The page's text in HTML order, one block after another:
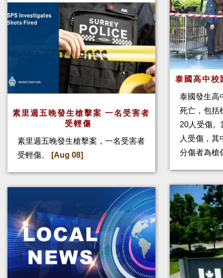
素里週五晚發生槍擊案 一名受害者
受輕傷
素里週五晚發生槍擊案，一名受害者
受輕傷。
[Aug 08]
泰國高中
泰國發生高
死亡，包括
20人受傷
人受傷，其
分傷者為槍